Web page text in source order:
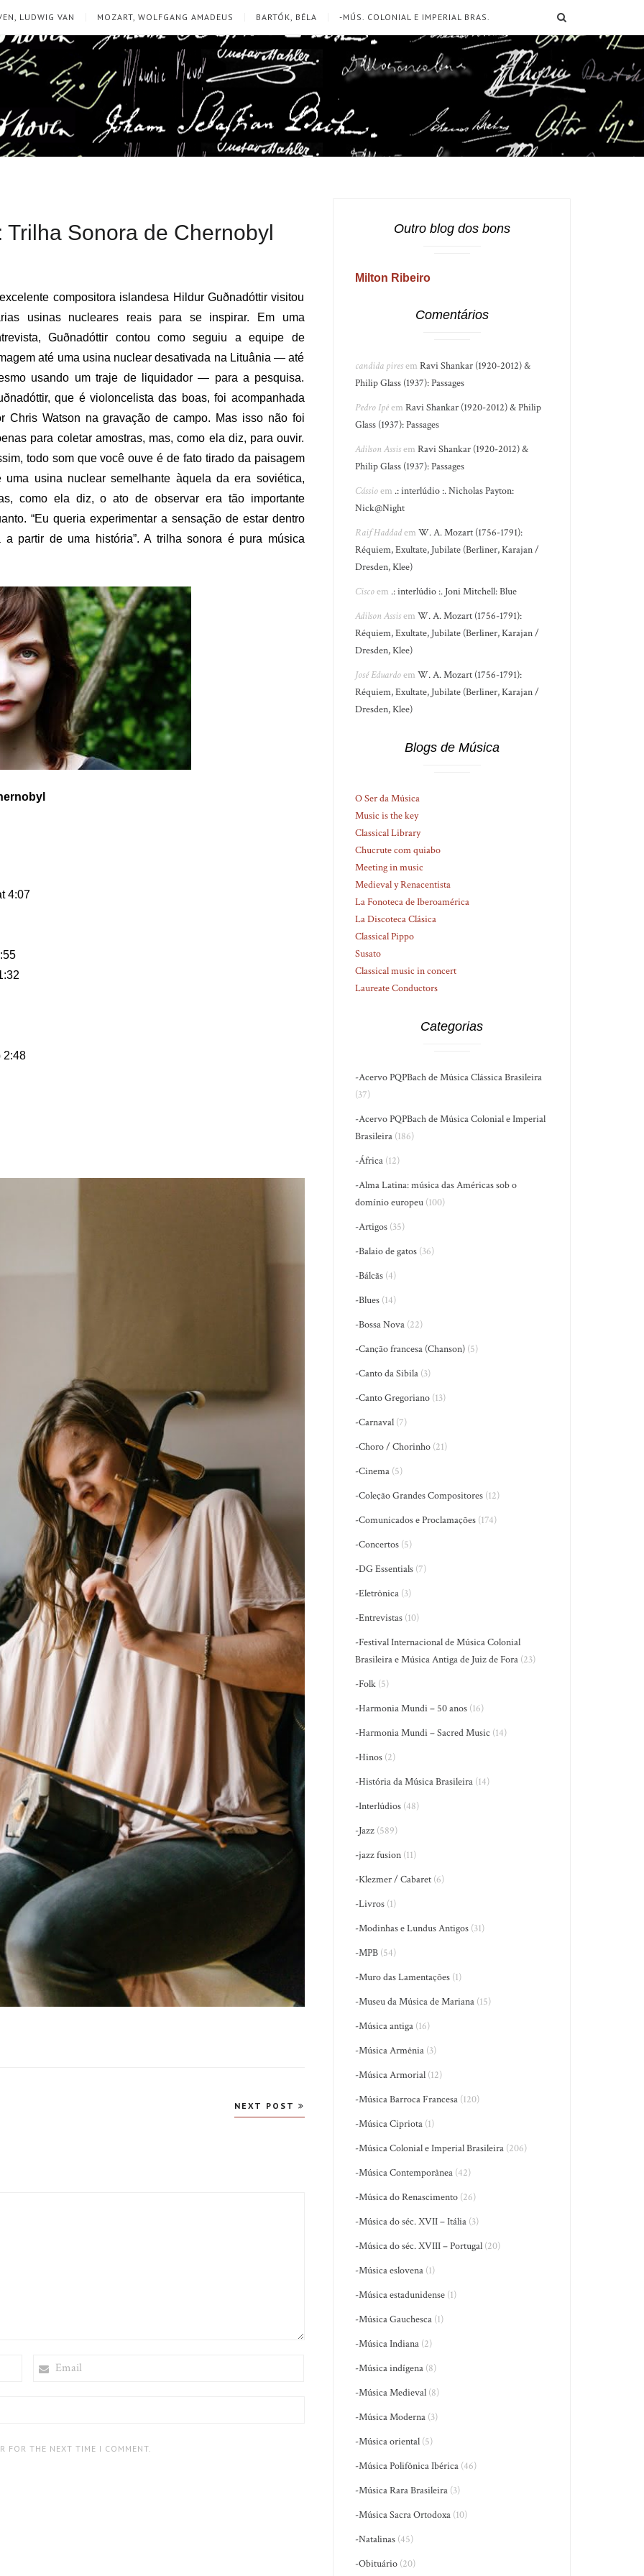
LUDWIG VAN MOZART, WOLFGANG AMADEUS BARTÓK, BÉLA -MÚS. COLONIAL E IMPERIAL BRAS.
Sonora de Chernobyl
compositora islandesa Hildur Guðnadóttir visitou
usinas nucleares reais para se inspirar. Em uma
Guðnadóttir contou como seguiu a equipe de
até uma usina nuclear desativada na Lituânia — até
usando um traje de liquidador — para a pesquisa.
que é violoncelista das boas, foi acompanhada
Chris Watson na gravação de campo. Mas isso não foi
para coletar amostras, mas, como ela diz, para ouvir.
todo som que você ouve é de fato tirado da paisagem
uma usina nuclear semelhante àquela da era soviética,
como ela diz, o ato de observar era tão importante
“Eu queria experimentar a sensação de estar dentro
partir de uma história”. A trilha sonora é pura música
4:07
2:48
NEXT POST
FOR THE NEXT TIME I COMMENT.
Outro blog dos bons
Milton Ribeiro
Comentários
candida piresemRavi Shankar (1920-2012) &
Philip Glass (1937): Passages
Pedro IpêemRavi Shankar (1920-2012) & Philip
Glass (1937): Passages
Adilson AssisemRavi Shankar (1920-2012) &
Philip Glass (1937): Passages
Cássioem .: interlúdio :. Nicholas Payton:
Nick@Night
Raif HaddademW. A. Mozart (1756-1791):
Réquiem, Exultate, Jubilate (Berliner, Karajan /
Dresden, Klee)
Ciscoem .: interlúdio :. Joni Mitchell: Blue
Adilson AssisemW. A. Mozart (1756-1791):
Réquiem, Exultate, Jubilate (Berliner, Karajan /
Dresden, Klee)
José EduardoemW. A. Mozart (1756-1791):
Réquiem, Exultate, Jubilate (Berliner, Karajan /
Dresden, Klee)
Blogs de Música
O Ser da Música
Music is the key
Classical Library
Chucrute com quiabo
Meeting in music
Medieval y Renacentista
La Fonoteca de Iberoamérica
La Discoteca Clásica
Classical Pippo
Susato
Classical music in concert
Laureate Conductors
Categorias
-Acervo PQPBach de Música Clássica Brasileira
(37)
-Acervo PQPBach de Música Colonial e Imperial
Brasileira (186)
-África (12)
-Alma Latina: música das Américas sob o
domínio europeu (100)
-Artigos (35)
-Balaio de gatos (36)
-Bálcãs (4)
-Blues (14)
-Bossa Nova (22)
-Canção francesa (Chanson) (5)
-Canto da Sibila (3)
-Canto Gregoriano (13)
-Carnaval (7)
-Choro / Chorinho (21)
-Cinema (5)
-Coleção Grandes Compositores (12)
-Comunicados e Proclamações (174)
-Concertos (5)
-DG Essentials (7)
-Eletrônica (3)
-Entrevistas (10)
-Festival Internacional de Música Colonial
Brasileira e Música Antiga de Juiz de Fora (23)
-Folk (5)
-Harmonia Mundi – 50 anos (16)
-Harmonia Mundi – Sacred Music (14)
-Hinos (2)
-História da Música Brasileira (14)
-Interlúdios (48)
-Jazz (589)
-jazz fusion (11)
-Klezmer / Cabaret (6)
-Livros (1)
-Modinhas e Lundus Antigos (31)
-MPB (54)
-Muro das Lamentações (1)
-Museu da Música de Mariana (15)
-Música antiga (16)
-Música Armênia (3)
-Música Armorial (12)
-Música Barroca Francesa (120)
-Música Cipriota (1)
-Música Colonial e Imperial Brasileira (206)
-Música Contemporânea (42)
-Música do Renascimento (26)
-Música do séc. XVII – Itália (3)
-Música do séc. XVIII – Portugal (20)
-Música eslovena (1)
-Música estadunidense (1)
-Música Gauchesca (1)
-Música Indiana (2)
-Música indígena (8)
-Música Medieval (8)
-Música Moderna (3)
-Música oriental (5)
-Música Polifônica Ibérica (46)
-Música Rara Brasileira (3)
-Música Sacra Ortodoxa (10)
-Natalinas (45)
-Obituário (20)